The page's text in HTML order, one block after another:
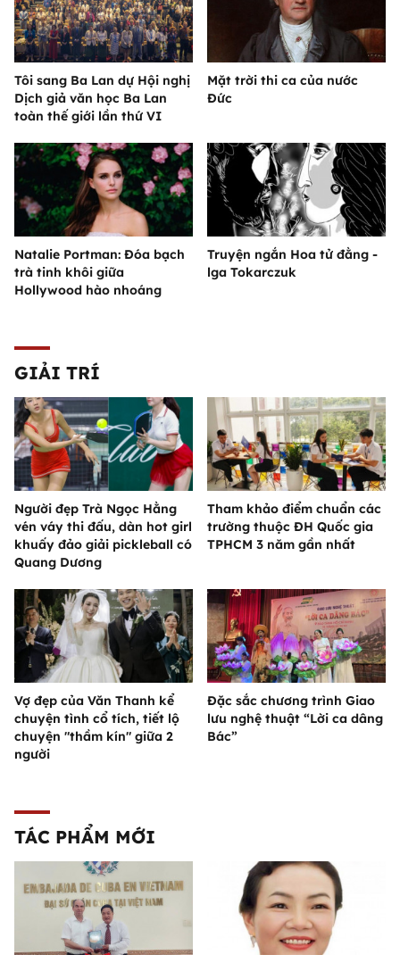
Tôi sang Ba Lan dự Hội nghị
Dịch giả văn học Ba Lan
toàn thế giới lần thứ VI
Mặt trời thi ca của nước
Đức
Natalie Portman: Đóa bạch
trà tinh khôi giữa
Hollywood hào nhoáng
Truyện ngắn Hoa tử đằng -
lga Tokarczuk
GIẢI TRÍ
Người đẹp Trà Ngọc Hằng
vén váy thi đấu, dàn hot girl
khuấy đảo giải pickleball có
Quang Dương
Tham khảo điểm chuẩn các
trường thuộc ĐH Quốc gia
TPHCM 3 năm gần nhất
Vợ đẹp của Văn Thanh kể
chuyện tình cổ tích, tiết lộ
chuyện "thầm kín" giữa 2
người
Đặc sắc chương trình Giao
lưu nghệ thuật “Lời ca dâng
Bác”
TÁC PHẨM MỚI